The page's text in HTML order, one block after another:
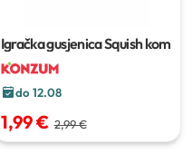
Igračka gusjenica Squishkom
do 12.08
1,99 € 2,99 €